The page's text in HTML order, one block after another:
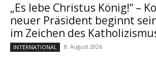
„Es lebe Christus König!“ –
neuer Präsident beginnt
im Zeichen des
INTERNATIONAL 8. August 2026